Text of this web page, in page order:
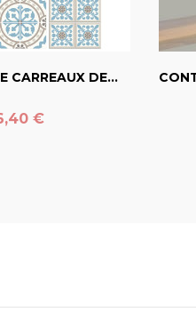
favorite_border
CARREAUX DE...
€